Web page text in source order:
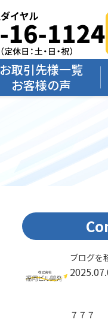
お取引先様一覧
お客様の声
ブログを
７７７